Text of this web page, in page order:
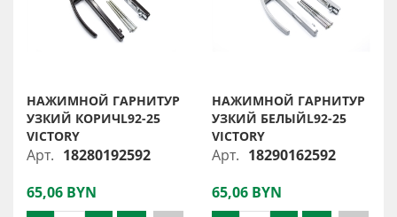
НАЖИМНОЙ ГАРНИТУР
УЗКИЙ КОРИЧL92-25
VICTORY
Арт. 18280192592
65,06 BYN
НАЖИМНОЙ ГАРНИТУР
УЗКИЙ БЕЛЫЙL92-25
VICTORY
Арт. 18290162592
65,06 BYN